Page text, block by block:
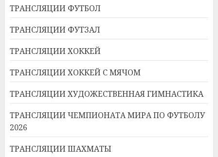
ТРАНСЛЯЦИИ ФУТБОЛ
ТРАНСЛЯЦИИ ФУТЗАЛ
ТРАНСЛЯЦИИ ХОККЕЙ
ТРАНСЛЯЦИИ ХОККЕЙ С МЯЧОМ
ТРАНСЛЯЦИИ ХУДОЖЕСТВЕННАЯ ГИМНАСТИКА
ТРАНСЛЯЦИИ ЧЕМПИОНАТА МИРА ПО ФУТБОЛУ
2026
ТРАНСЛЯЦИИ ШАХМАТЫ